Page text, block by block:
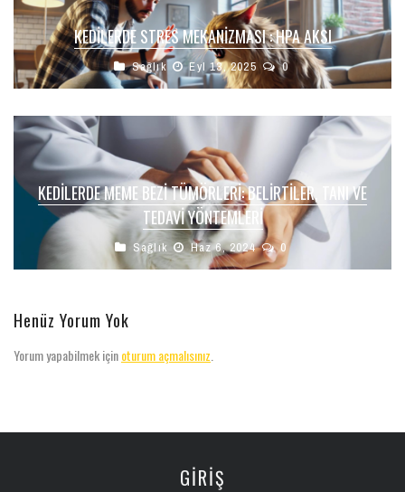
KEDILERDE STRES MEKANIZMASI : HPA AKSI
Sağlık Eyl 13, 2025 0
KEDILERDE MEME BEZI TÜMÖRLERI: BELIRTILER, TANI VE
TEDAVI YÖNTEMLERI
Sağlık Haz 6, 2024 0
Henüz Yorum Yok
Yorum yapabilmek içinoturum açmalısınız
GİRİŞ